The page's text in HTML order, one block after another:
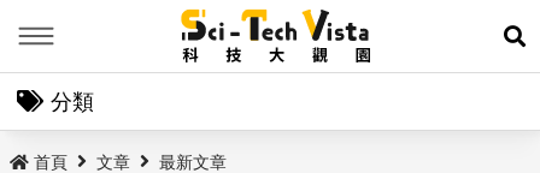
展
分類
首頁 文章 最新文章